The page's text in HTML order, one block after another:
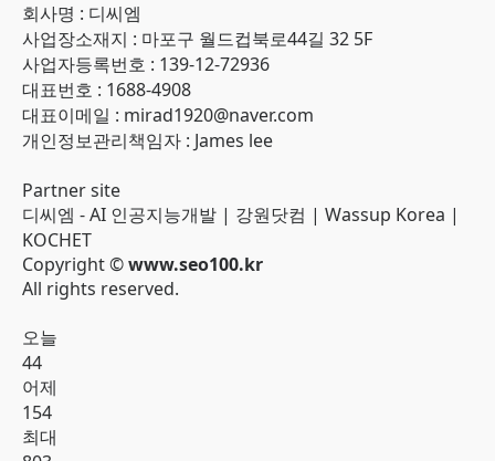
회사명 : 디씨엠
사업장소재지 : 마포구 월드컵북로44길 32 5F
사업자등록번호 : 139-12-72936
대표번호 : 1688-4908
대표이메일 : mirad1920@naver.com
개인정보관리책임자 : James lee
Partner site
디씨엠 - AI 인공지능개발 | 강원닷컴 | Wassup Korea |
KOCHET
Copyright ©www.seo100.kr
All rights reserved.
오늘
44
어제
154
최대